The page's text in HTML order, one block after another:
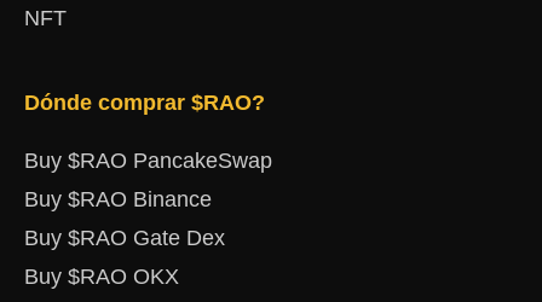
NFT
Dónde comprar $RAO?
Buy $RAO PancakeSwap
Buy $RAO Binance
Buy $RAO Gate Dex
Buy $RAO OKX